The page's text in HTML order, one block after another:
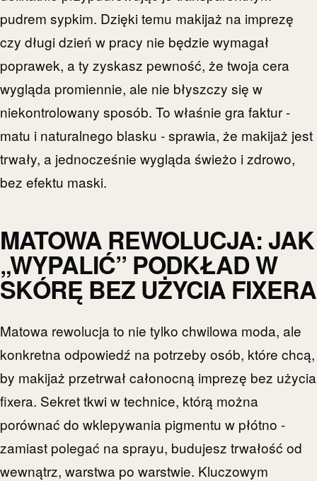
pudrem sypkim. Dzięki temu makijaż na imprezę
czy długi dzień w pracy nie będzie wymagał
poprawek, a ty zyskasz pewność, że twoja cera
wygląda promiennie, ale nie błyszczy się w
niekontrolowany sposób. To właśnie gra faktur -
matu i naturalnego blasku - sprawia, że makijaż jest
trwały, a jednocześnie wygląda świeżo i zdrowo,
bez efektu maski.
MATOWA REWOLUCJA: JAK
„WYPALIĆ” PODKŁAD W
SKÓRĘ BEZ UŻYCIA FIXERA
Matowa rewolucja to nie tylko chwilowa moda, ale
konkretna odpowiedź na potrzeby osób, które chcą,
by makijaż przetrwał całonocną imprezę bez użycia
fixera. Sekret tkwi w technice, którą można
porównać do wklepywania pigmentu w płótno -
zamiast polegać na sprayu, budujesz trwałość od
wewnątrz, warstwa po warstwie. Kluczowym